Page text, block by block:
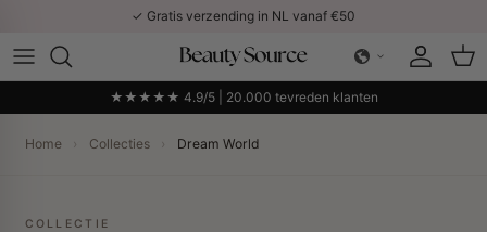
✓ Gratis verzending in NL vanaf €50
Account
★★★★★ 4.9/5 | 20.000 tevreden klanten
Home › Collecties › Dream World
COLLECTIE